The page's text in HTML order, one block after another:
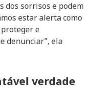
dos sorrisos e podem
estar alerta como
e
denunciar”, ela
verdade